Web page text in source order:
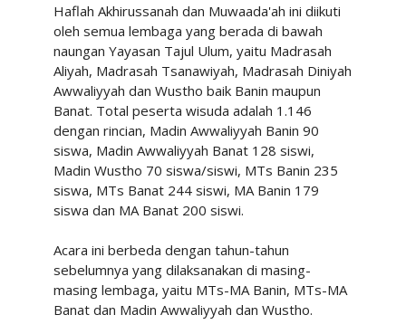
Haflah Akhirussanah dan Muwaada'ah ini diikuti
oleh semua lembaga yang berada di bawah
naungan Yayasan Tajul Ulum, yaitu Madrasah
Aliyah, Madrasah Tsanawiyah, Madrasah Diniyah
Awwaliyyah dan Wustho baik Banin maupun
Banat. Total peserta wisuda adalah 1.146
dengan rincian, Madin Awwaliyyah Banin 90
siswa, Madin Awwaliyyah Banat 128 siswi,
Madin Wustho 70 siswa/siswi, MTs Banin 235
siswa, MTs Banat 244 siswi, MA Banin 179
siswa dan MA Banat 200 siswi.
Acara ini berbeda dengan tahun-tahun
sebelumnya yang dilaksanakan di masing-
masing lembaga, yaitu MTs-MA Banin, MTs-MA
Banat dan Madin Awwaliyyah dan Wustho.